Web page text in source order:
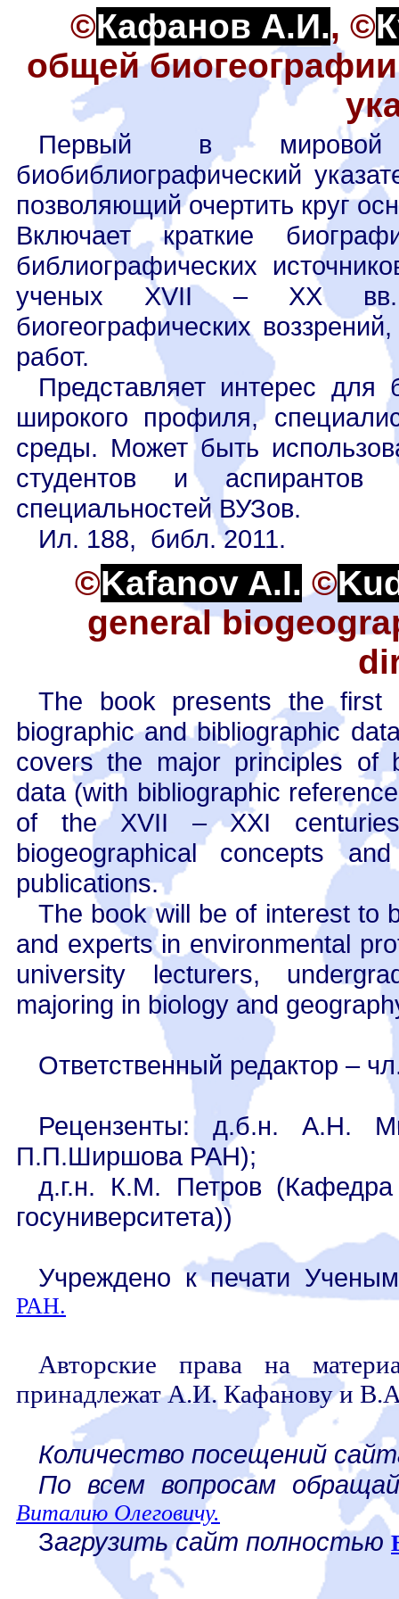
©Кафанов А.И., ©
общей
Первый в мировой
биобиблиографический
позволяющий очертить круг
Включает краткие
библиографических
ученых XVII – XX вв.,
биогеографических
работ.
Представляет интерес для
широкого профиля,
среды. Может быть
студентов и аспирантов
специальностей ВУЗов.
Ил. 188, библ. 2011.
©Kafanov A.I. ©
general
The book presents the first
biographic and bibliographic
covers the major principles of
data (with bibliographic
of the XVII – XXI
biogeographical concepts
publications.
The book will be of interest to
and experts in environmental
university lecturers,
majoring in biology and
Ответственный редактор –
Рецензенты: д.б.н. А.Н.
П.П.Ширшова РАН);
д.г.н. К.М. Петров (Кафедра
госуниверситета))
Учреждено к печати
РАН.
Авторские права на
принадлежат А.И. Кафанову и
Количество посещений
По всем вопросам
Виталию Олеговичу.
Загрузить сайт полностью